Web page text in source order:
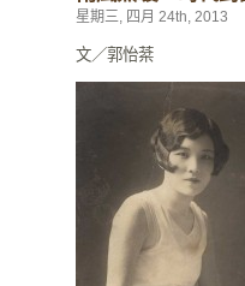
星期三, 四月 24th, 2013
文／郭怡棻